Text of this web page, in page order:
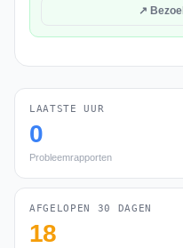
↗
LAATSTE UUR
0
Probleemrapporten
AFGELOPEN 30 DAGEN
18